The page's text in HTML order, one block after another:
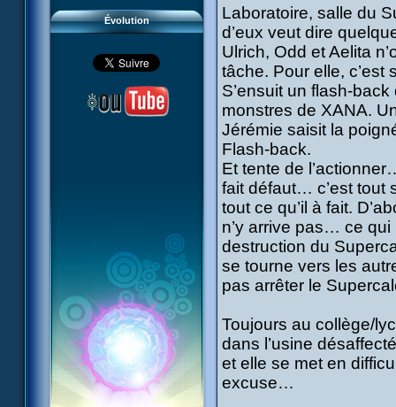
Évolution
Laboratoire, salle du
d’eux veut dire
Ulrich, Odd et Aelita
tâche. Pour elle, c’est
S’ensuit un flash-
monstres de XANA.
Jérémie saisit la
Flash-back.
Et tente de
fait défaut… c’est tout
tout ce qu’il à fait.
n’y arrive pas… ce qui
destruction du
se tourne vers les
pas arrêter le
Toujours au collège/
dans l’usine
et elle se met en
excuse…